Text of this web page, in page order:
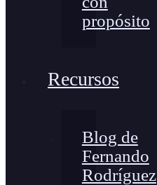
propósito
Recursos
Blog de
Fernando
Rodríguez